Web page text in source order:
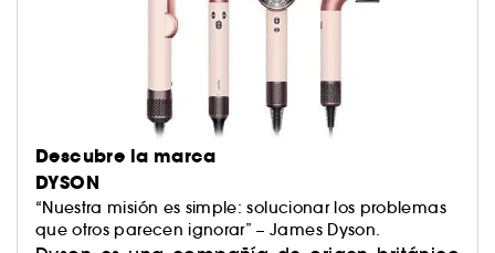
Descubre la marca
DYSON
“Nuestra misión es simple: solucionar los problemas
que otros parecen ignorar”– James Dyson.